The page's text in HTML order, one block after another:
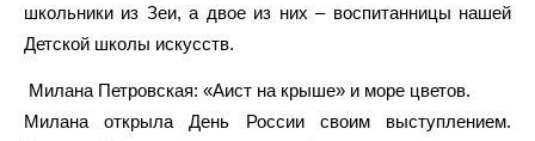
школьники из Зеи, а двое из них – воспитанницы нашей
Детской школы искусств.
Милана Петровская: «Аист на крыше» и море цветов.
Милана открыла День России своим выступлением.